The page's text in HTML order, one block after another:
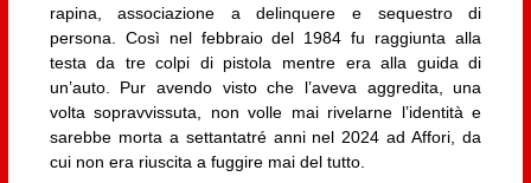
rapina, associazione a delinquere e sequestro di
persona. Così nel febbraio del 1984 fu raggiunta alla
testa da tre colpi di pistola mentre era alla guida di
un’auto. Pur avendo visto che l’aveva aggredita, una
volta sopravvissuta, non volle mai rivelarne l’identità e
sarebbe morta a settantatré anni nel 2024 ad Affori, da
cui non era riuscita a fuggire mai del tutto.